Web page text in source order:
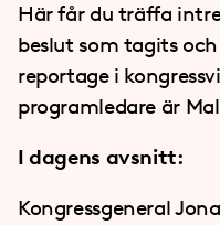
Här får du träffa
beslut som tagits
reportage i
programledare är
I dagens avsnitt:
Kongressgeneral